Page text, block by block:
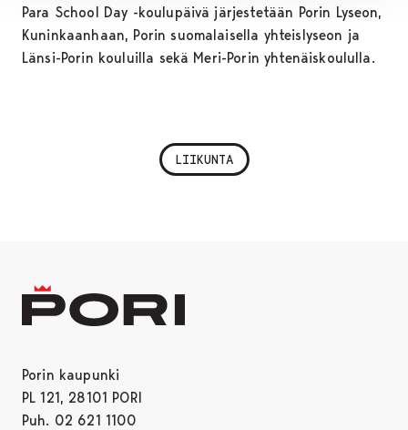
Para School Day -koulupäivä järjestetään Porin Lyseon,
Kuninkaanhaan, Porin suomalaisella yhteislyseon ja
Länsi-Porin kouluilla sekä Meri-Porin yhtenäiskoululla.
LIIKUNTA
Porin kaupunki
PL 121, 28101 PORI
Puh. 02 621 1100